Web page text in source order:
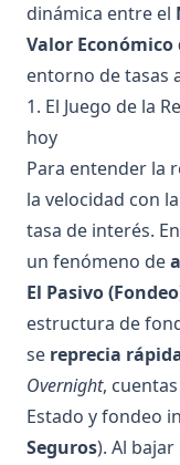
dinámica entre el
Valor Económico
entorno de tasas
1. El Juego de la
hoy
Para entender la
la velocidad con
tasa de interés.
un fenómeno de
El Pasivo
estructura de
se reprecia
Overnight,
Estado y fondeo
Seguros). Al